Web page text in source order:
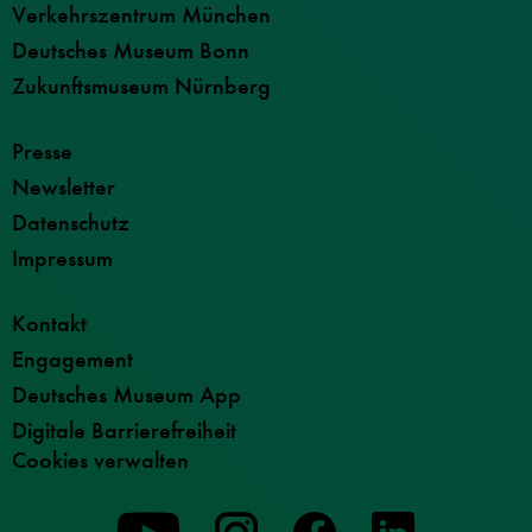
Verkehrszentrum München
Deutsches Museum Bonn
Zukunftsmuseum Nürnberg
Presse
Newsletter
Datenschutz
Impressum
Kontakt
Engagement
Deutsches Museum App
Digitale Barrierefreiheit
Cookies verwalten